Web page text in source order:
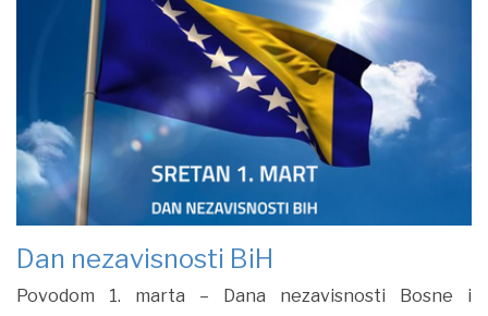
Dan nezavisnosti BiH
Povodom 1. marta – Dana nezavisnosti Bosne i